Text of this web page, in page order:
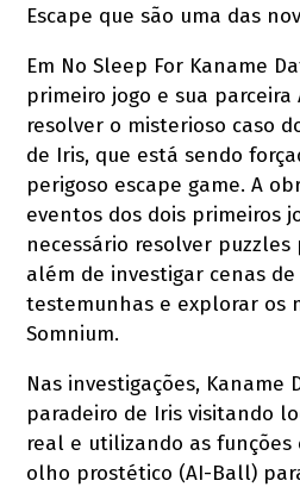
Escape que são uma das
Em No Sleep For Kaname
primeiro jogo e sua parceira
resolver o misterioso caso
de Iris, que está sendo
perigoso escape game. A
eventos dos dois primeiros
necessário resolver puzzles
além de investigar cenas
testemunhas e explorar os
Somnium.
Nas investigações, Kaname
paradeiro de Iris visitando
real e utilizando as funções
olho prostético (AI-Ball)